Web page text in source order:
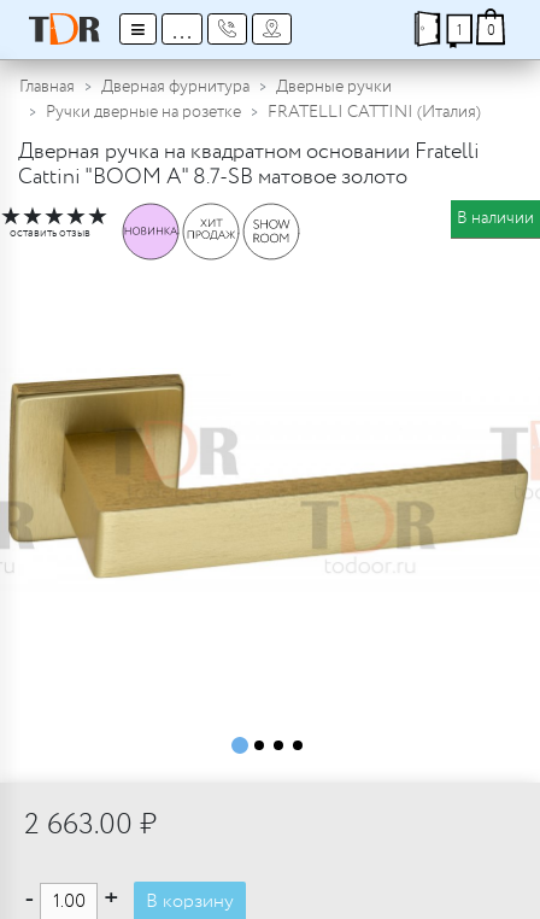
≡ ... 1 0
Главная Дверная фурнитура
Дверные ручки
Ручки дверные на розетке
FRATELLI CATTINI (Италия)
Дверная ручка на квадратном основании Fratelli
Cattini "BOOM A" 8.7-SB матовое золото
★★★★★
оставить отзыв
В наличии
2 663.00 ₽
- + В корзину